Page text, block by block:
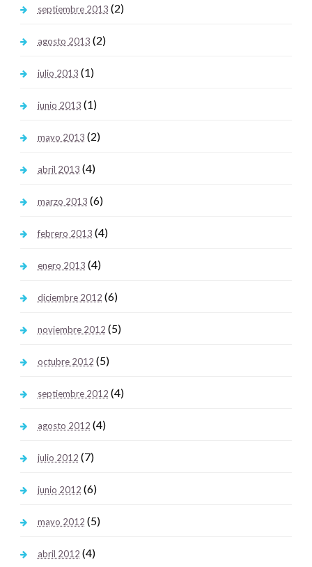
septiembre 2013 (2)
agosto 2013 (2)
julio 2013 (1)
junio 2013 (1)
mayo 2013 (2)
abril 2013 (4)
marzo 2013 (6)
febrero 2013 (4)
enero 2013 (4)
diciembre 2012 (6)
noviembre 2012 (5)
octubre 2012 (5)
septiembre 2012 (4)
agosto 2012 (4)
julio 2012 (7)
junio 2012 (6)
mayo 2012 (5)
abril 2012 (4)